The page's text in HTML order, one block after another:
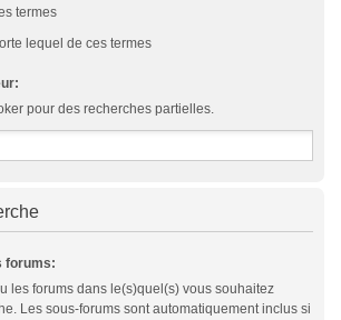
termes
lequel de ces termes
pour des recherches partielles.
forums:
les forums dans le(s)quel(s) vous souhaitez
Les sous-forums sont automatiquement inclus si